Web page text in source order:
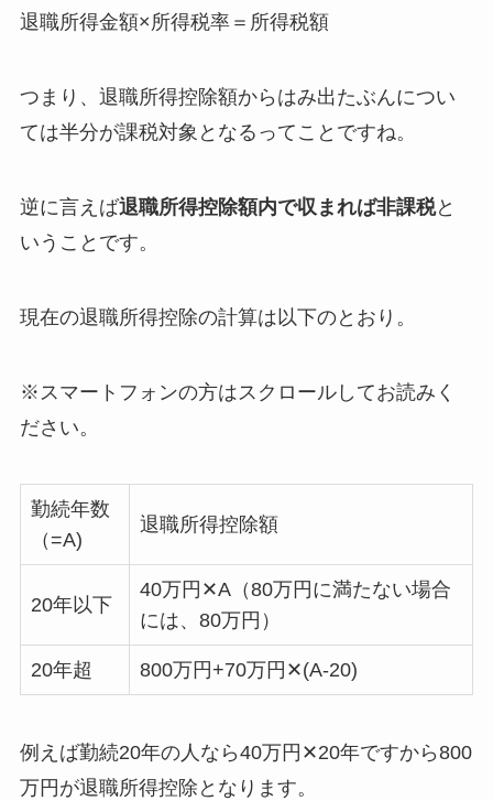
退職所得金額×所得税率＝所得税額
つまり、退職所得控除額からはみ出たぶんについ
ては半分が課税対象となるってことですね。
逆に言えば退職所得控除額内で収まれば非課税と
いうことです。
現在の退職所得控除の計算は以下のとおり。
※スマートフォンの方はスクロールしてお読みく
ださい。
勤続年数
（=A)
退職所得控除額
20年以下
40万円✕A（80万円に満たない場合
には、80万円）
20年超 800万円+70万円✕(A-20)
例えば勤続20年の人なら40万円✕20年ですから800
万円が退職所得控除となります。